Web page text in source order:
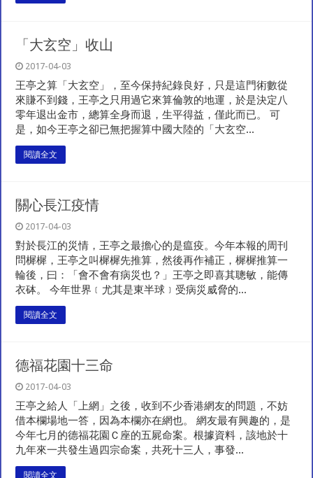
「大玄空」收山
2017-04-03
王亭之算「大玄空」，至今保持紀錄良好，只是這門術數從
來賺不到錢，王亭之只用過它來算倫敦的地運，於是決定八
零年退出金市，總算全身而退，生平得益，僅此而已。 可
是，如今王亭之卻已無把握算中國大陸的「大玄空...
閱讀全文
關心長江疫情
2017-04-03
對於長江的災情，王亭之最擔心的是瘟疫。今年本報的周刊
問樨樨，王亭之叫樨樨先推算，然後再作補正，樨樨推算一
輪後，曰：「會不會有病災也？」王亭之即喜其聰敏，能傳
衣砵。 今年世界﹝尤其是東半球﹞受病災威脅的...
閱讀全文
德福花園十三命
2017-04-03
王亭之給人「上網」之後，收到不少香港網友的問題，不妨
借本欄場地一答，因為本欄亦在網也。 網友最有興趣的，是
今年七月的德福花園Ｃ座的五屍命案。根據資料，該地於十
九年來一共發生過四宗命案，共死十三人，事發...
閱讀全文